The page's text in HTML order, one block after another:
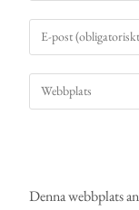
Denna webbplats